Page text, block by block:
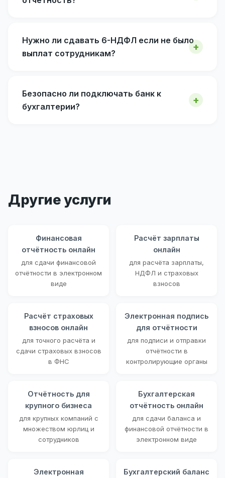
Нужно ли сдавать 6-НДФЛ если не было
выплат сотрудникам?
Безопасно ли подключать банк к
бухгалтерии?
Другие услуги
Финансовая
отчётность онлайн
для сдачи финансовой
отчётности в электронном
виде
Расчёт зарплаты
онлайн
для расчёта зарплаты,
НДФЛ и страховых
взносов
Расчёт страховых
взносов онлайн
для точного расчёта и
сдачи страховых взносов
в ФНС
Электронная подпись
для отчётности
для подписи и отправки
отчётности в
контролирующие органы
Отчётность для
крупного бизнеса
для крупных компаний с
множеством юрлиц и
сотрудников
Бухгалтерская
отчётность онлайн
для сдачи баланса и
финансовой отчётности в
электронном виде
Электронная
Бухгалтерский баланс